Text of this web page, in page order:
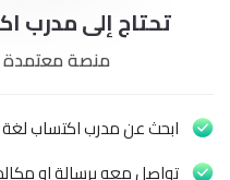
أونلاين
باقات
تحتاج إلى
منصة
ابحث عن مدرب اكتساب لغة
تواصل معه برسالة او